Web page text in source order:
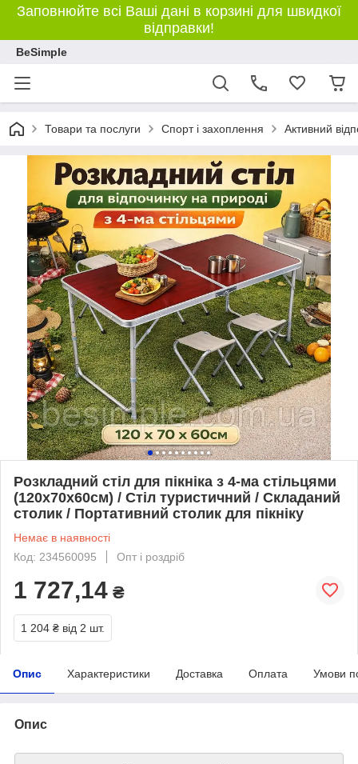
Заповнюйте всі Ваші дані в корзині для швидкої
відправки!
BeSimple
Товари та послуги Спорт і захоплення Активний
Розкладний стіл для пікніка з 4-ма стільцями
(120x70x60см) / Стіл туристичний / Складаний
столик / Портативний столик для пікніку
Немає в наявності
Код: 234560095
Опт і роздріб
1 727,14 ₴
1 204 ₴ від 2 шт.
Опис Характеристики Доставка Оплата Умови
Опис